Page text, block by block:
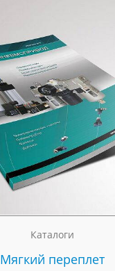
Каталоги
Мягкий переплет